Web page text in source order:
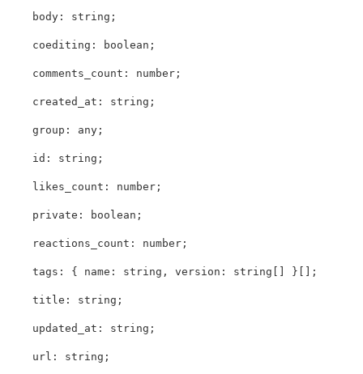
body : string ;
coediting : boolean ;
comments_count : number ;
created_at : string ;
group : any ;
id : string ;
likes_count : number ;
private : boolean ;
reactions_count : number ;
tags : { name : string , version : string }[];
title : string ;
updated_at : string ;
url : string ;